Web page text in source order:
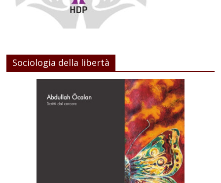
Sociologia della libertà